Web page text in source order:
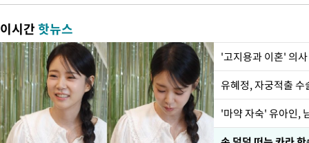
이시간핫뉴스
'고지용과 이혼' 의
유혜정, 자궁적출
'마약 자숙' 유아인,